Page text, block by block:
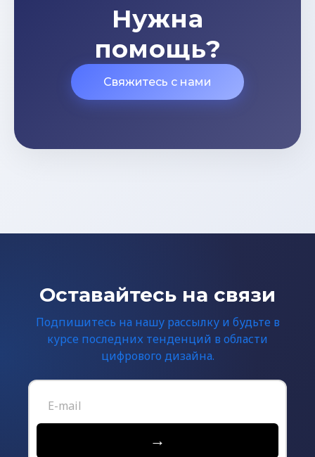
Нужна
помощь?
Свяжитесь с нами
Оставайтесь на связи
Подпишитесь на нашу рассылку и будьте в
курсе последних тенденций в области
цифрового дизайна.
→